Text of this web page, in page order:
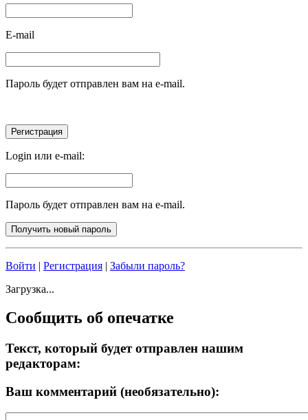
E-mail
Пароль будет отправлен вам на e-mail.
Login или e-mail:
Пароль будет отправлен вам на e-mail.
Войти | Регистрация | Забыли пароль?
Загрузка...
Сообщить об опечатке
Текст, который будет отправлен нашим
редакторам:
Ваш комментарий (необязательно):